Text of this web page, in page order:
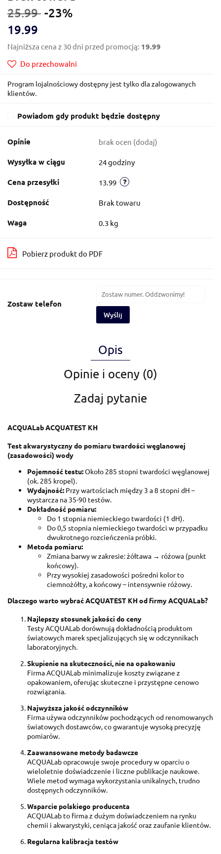
25.99 -23%
19.99
Najniższa cena z 30 dni przed promocją: 19.99
Do przechowalni
Program lojalnościowy dostępny jest tylko dla zalogowanych
klientów.
Powiadom gdy produkt będzie dostępny
Opinie brak ocen (dodaj)
Wysyłka w ciągu 24 godziny
Cena przesyłki 13.99
Dostępność Brak towaru
Waga 0.3 kg
Pobierz produkt do PDF
Zostaw telefon
Wyślij
Opis
Opinie i oceny (0)
Zadaj pytanie
ACQUALab ACQUATEST KH
Test akwarystyczny do pomiaru twardości węglanowej
(zasadowości) wody
Pojemność testu:Około 285 stopni twardości węglanowej
(ok. 285 kropel).
Wydajność: Przy wartościach między 3 a 8 stopni dH –
wystarcza na 35-90 testów.
Dokładność pomiaru:
Do 1 stopnia niemieckiego twardości (1 dH).
Do 0,5 stopnia niemieckiego twardości w przypadku
dwukrotnego rozcieńczenia próbki.
Metoda pomiaru:
Zmiana barwy w zakresie: żółtawa → różowa (punkt
końcowy).
Przy wysokiej zasadowości pośredni kolor to
ciemnożółty, a końcowy – intensywnie różowy.
Dlaczego warto wybrać ACQUATEST KH od firmy ACQUALab?
Najlepszy stosunek jakości do ceny
Testy ACQUALab dorównują dokładnością produktom
światowych marek specjalizujących się w odczynnikach
laboratoryjnych.
Skupienie na skuteczności, nie na opakowaniu
Firma ACQUALab minimalizuje koszty związane z
opakowaniem, oferując skuteczne i przystępne cenowo
rozwiązania.
Najwyższa jakość odczynników
Firma używa odczynników pochodzących od renomowanych
światowych dostawców, co gwarantuje wysoką precyzję
pomiarów.
Zaawansowane metody badawcze
ACQUALab opracowuje swoje procedury w oparciu o
wieloletnie doświadczenie i liczne publikacje naukowe.
Wiele metod wymaga wykorzystania unikalnych, trudno
dostępnych odczynników.
Wsparcie polskiego producenta
ACQUALab to firma z dużym doświadczeniem na rynku
chemii i akwarystyki, ceniąca jakość oraz zaufanie klientów.
Regularna kalibracja testów